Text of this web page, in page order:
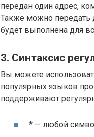
передан один адрес,
Также можно передать
будет выполнена для
3. Синтаксис
Вы можете
популярных языков
поддерживают
* — любой